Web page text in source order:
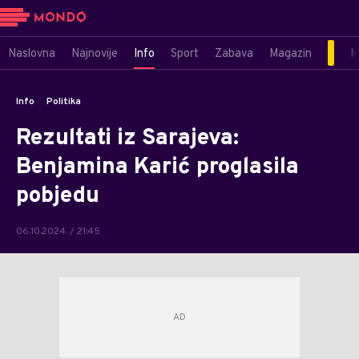
Naslovna Najnovije Info Sport Zabava Magazin
Info Politika
Rezultati iz Sarajeva:
Benjamina Karić proglasila
pobjedu
06.10.2024. / 21:45